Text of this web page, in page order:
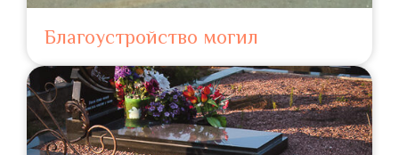
Благоустройство могил